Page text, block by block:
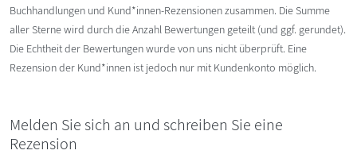
Buchhandlungen und Kund*innen-Rezensionen zusammen. Die Summe
aller Sterne wird durch die Anzahl Bewertungen geteilt (und ggf. gerundet).
Die Echtheit der Bewertungen wurde von uns nicht überprüft. Eine
Rezension der Kund*innen ist jedoch nur mit Kundenkonto möglich.
Melden Sie sich an und schreiben Sie eine
Rezension